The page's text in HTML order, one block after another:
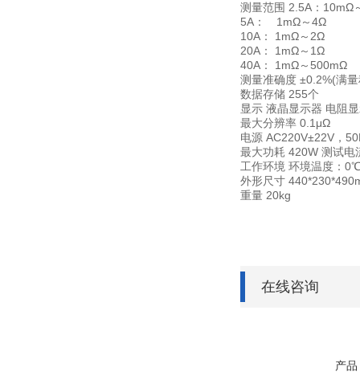
测量范围 2.5A：10mΩ
5A： 1mΩ～4Ω
10A： 1mΩ～2Ω
20A： 1mΩ～1Ω
40A： 1mΩ～500mΩ
测量准确度 ±0.2%(满
数据存储 255个
显示 液晶显示器 电阻
最大分辨率 0.1μΩ
电源 AC220V±22V，
最大功耗 420W 测试电
工作环境 环境温度：
外形尺寸
重量 20kg
在线咨询
产品